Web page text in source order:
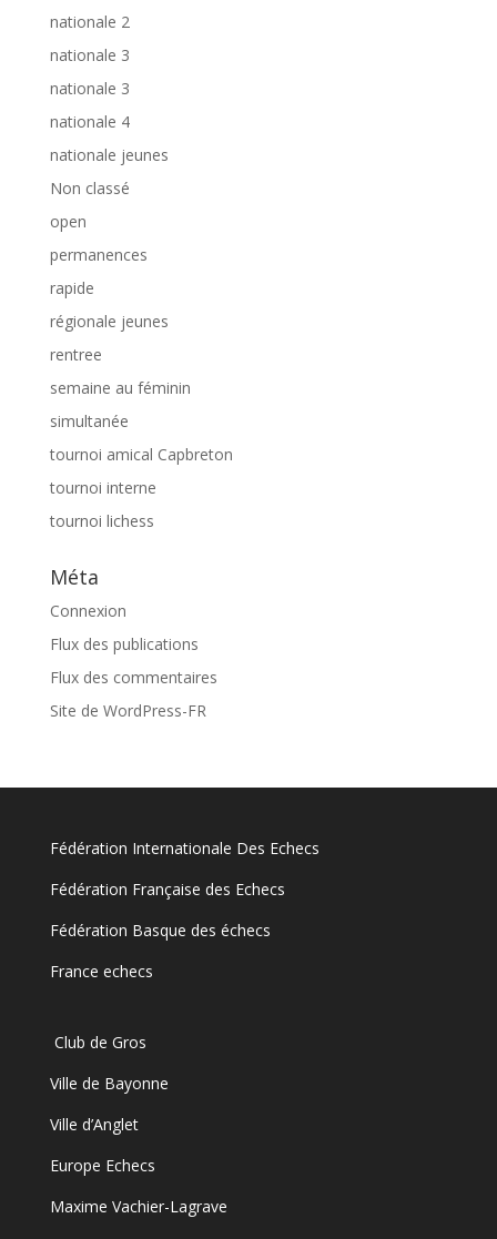
nationale 2
nationale 3
nationale 3
nationale 4
nationale jeunes
Non classé
open
permanences
rapide
régionale jeunes
rentree
semaine au féminin
simultanée
tournoi amical Capbreton
tournoi interne
tournoi lichess
Méta
Connexion
Flux des publications
Flux des commentaires
Site de WordPress-FR
Fédération Internationale Des Echecs
Fédération Française des Echecs
Fédération Basque des échecs
France echecs
Club de Gros
Ville de Bayonne
Ville d’Anglet
Europe Echecs
Maxime Vachier-Lagrave